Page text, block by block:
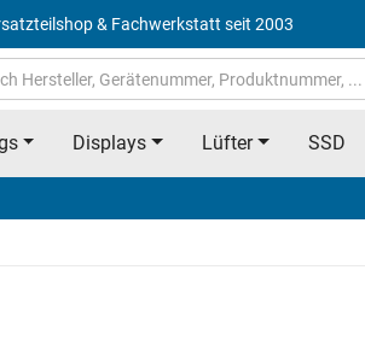
& Fachwerkstatt seit 2003
Displays Lüfter SSD